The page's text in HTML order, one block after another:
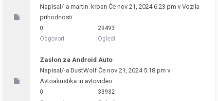
Napisal/-a martin_krpan Če nov 21, 2024 6:23 pm v Vozila
prihodnosti
0
Odgovori
29493
Ogledi
Zaslon za Android Auto
Napisal/-a DustWolf Če nov 21, 2024 5:18 pm v
Avtoakustika in avtovideo
0
33932